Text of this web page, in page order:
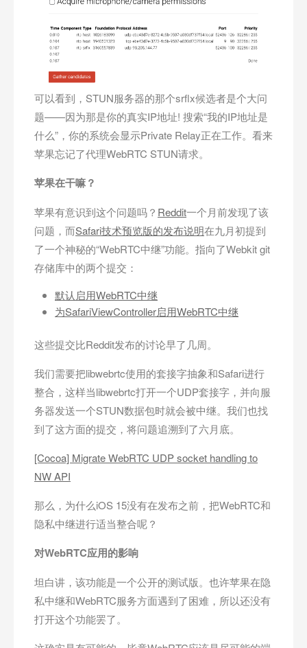
可以看到，STUN服务器的那个srflx候选者是个大问
题——因为那是你的真实IP地址! 搜索“我的IP地址是
什么”，你的系统会显示Private Relay正在工作。看来
苹果忘记了代理WebRTC STUN请求。
苹果在干嘛？
苹果有意识到这个问题吗？ Reddit一个月前发现了该
问题，而Safari技术预览版的发布说明在九月初提到
了一个神秘的“WebRTC中继”功能。指向了Webkit git
存储库中的两个提交：
默认启用WebRTC中继
为SafariViewController启用WebRTC中继
这些提交比Reddit发布的讨论早了几周。
我们需要把libwebrtc使用的套接字抽象和Safari进行
整合，这样当libwebrtc打开一个UDP套接字，并向服
务器发送一个STUN数据包时就会被中继。我们也找
到了这方面的提交，将问题追溯到了六月底。
[Cocoa] Migrate WebRTC UDP socket handling to
NW API
那么，为什么iOS 15没有在发布之前，把WebRTC和
隐私中继进行适当整合呢？
对WebRTC应用的影响
坦白讲，该功能是一个公开的测试版。也许苹果在隐
私中继和WebRTC服务方面遇到了困难，所以还没有
打开这个功能罢了。